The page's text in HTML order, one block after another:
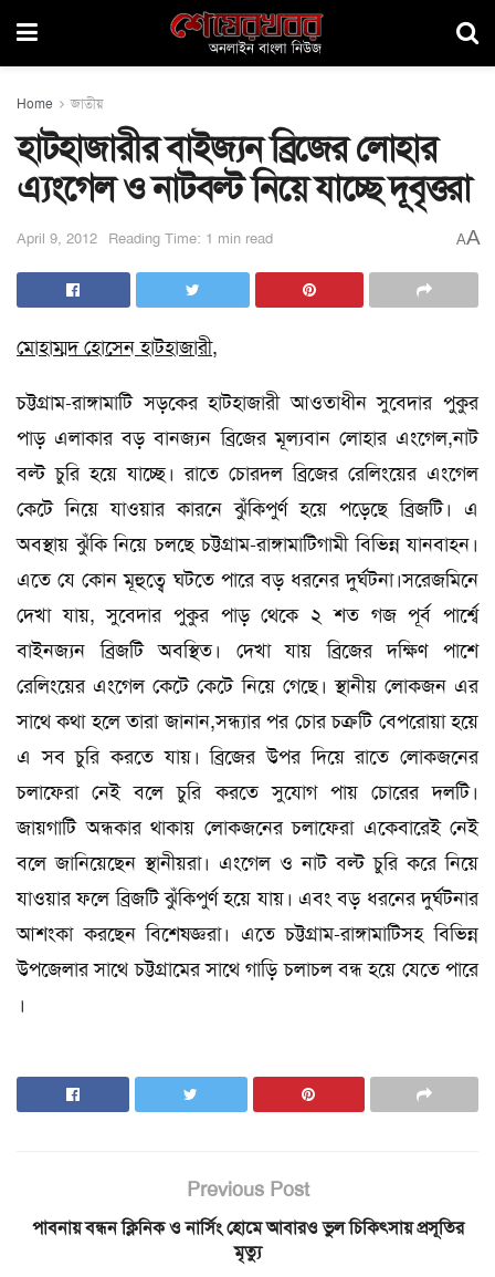
Home জাতীয়
হাটহাজারীর বাইজ্যন ব্রিজের লোহার
এ্যংগেল ও নাটবল্ট নিয়ে যাচ্ছে দূবৃত্তরা
April 9, 2012 Reading Time: 1 min read AA
মোহাম্মদ হোসেন হাটহাজারী,
চট্টগ্রাম-রাঙ্গামাটি সড়কের হাটহাজারী আওতাধীন সুবেদার পুকুর
পাড় এলাকার বড় বানজ্যন ব্রিজের মূল্যবান লোহার এংগেল,নাট
বল্ট চুরি হয়ে যাচ্ছে। রাতে চোরদল ব্রিজের রেলিংয়ের এংগেল
কেটে নিয়ে যাওয়ার কারনে ঝুঁকিপুর্ণ হয়ে পড়েছে ব্রিজটি। এ
অবস্থায় ঝুঁকি নিয়ে চলছে চট্টগ্রাম-রাঙ্গামাটিগামী বিভিন্ন যানবাহন।
এতে যে কোন মূহুত্বে ঘটতে পারে বড় ধরনের দুর্ঘটনা।সরেজমিনে
দেখা যায়, সুবেদার পুকুর পাড় থেকে ২ শত গজ পূর্ব পার্শ্বে
বাইনজ্যন ব্রিজটি অবস্থিত। দেখা যায় ব্রিজের দক্ষিণ পাশে
রেলিংয়ের এংগেল কেটে কেটে নিয়ে গেছে। স্থানীয় লোকজন এর
সাথে কথা হলে তারা জানান,সন্ধ্যার পর চোর চক্রটি বেপরোয়া হয়ে
এ সব চুরি করতে যায়। ব্রিজের উপর দিয়ে রাতে লোকজনের
চলাফেরা নেই বলে চুরি করতে সুযোগ পায় চোরের দলটি।
জায়গাটি অন্ধকার থাকায় লোকজনের চলাফেরা একেবারেই নেই
বলে জানিয়েছেন স্থানীয়রা। এংগেল ও নাট বল্ট চুরি করে নিয়ে
যাওয়ার ফলে ব্রিজটি ঝুঁকিপুর্ণ হয়ে যায়। এবং বড় ধরনের দুর্ঘটনার
আশংকা করছেন বিশেষজ্ঞরা। এতে চট্টগ্রাম-রাঙ্গামাটিসহ বিভিন্ন
উপজেলার সাথে চট্টগ্রামের সাথে গাড়ি চলাচল বন্ধ হয়ে যেতে পারে
।
Previous Post
পাবনায় বন্ধন ক্লিনিক ও নার্সিং হোমে আবারও ভুল চিকিৎসায় প্রসূতির
মৃত্যু